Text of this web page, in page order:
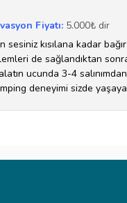
Fiyatı: 5.000₺dir
kısılana kadar
de sağlandıktan
ucunda 3-4
deneyimi sizde